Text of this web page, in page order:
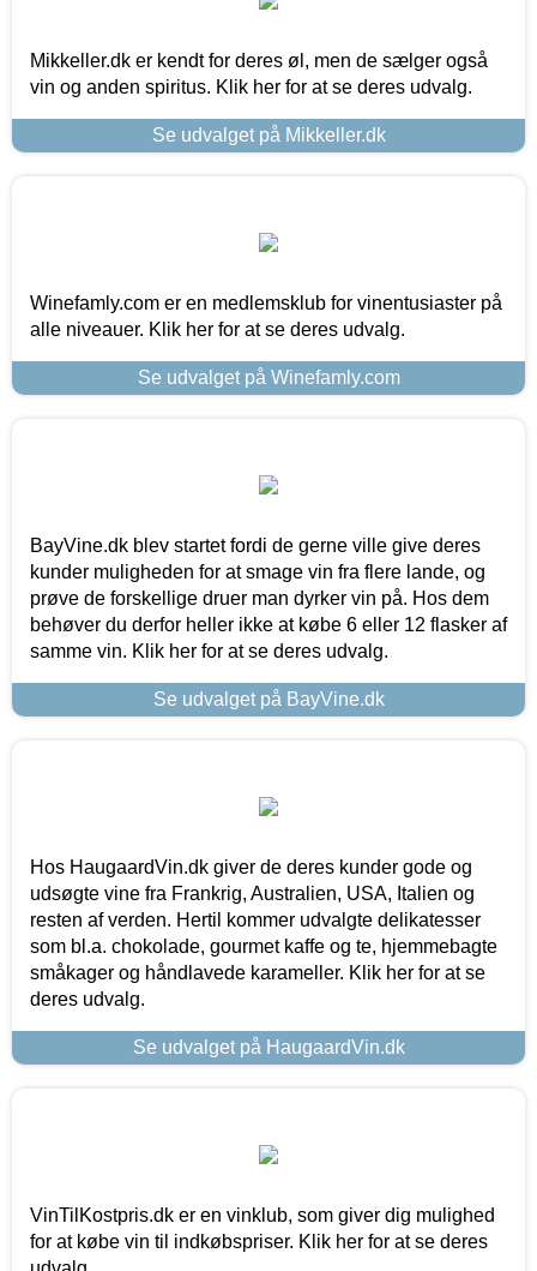
Mikkeller.dk er kendt for deres øl, men de sælger også
vin og anden spiritus. Klik her for at se deres udvalg.
Se udvalget på Mikkeller.dk
Winefamly.com er en medlemsklub for vinentusiaster på
alle niveauer. Klik her for at se deres udvalg.
Se udvalget på Winefamly.com
BayVine.dk blev startet fordi de gerne ville give deres
kunder muligheden for at smage vin fra flere lande, og
prøve de forskellige druer man dyrker vin på. Hos dem
behøver du derfor heller ikke at købe 6 eller 12 flasker af
samme vin. Klik her for at se deres udvalg.
Se udvalget på BayVine.dk
Hos HaugaardVin.dk giver de deres kunder gode og
udsøgte vine fra Frankrig, Australien, USA, Italien og
resten af verden. Hertil kommer udvalgte delikatesser
som bl.a. chokolade, gourmet kaffe og te, hjemmebagte
småkager og håndlavede karameller. Klik her for at se
deres udvalg.
Se udvalget på HaugaardVin.dk
VinTilKostpris.dk er en vinklub, som giver dig mulighed
for at købe vin til indkøbspriser. Klik her for at se deres